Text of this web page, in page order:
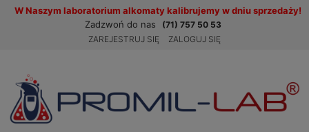
W Naszym laboratorium alkomaty kalibrujemy w dniu sprzedaży!
Zadzwoń do nas
(71) 757 50 53
ZAREJESTRUJ SIĘ
ZALOGUJ SIĘ